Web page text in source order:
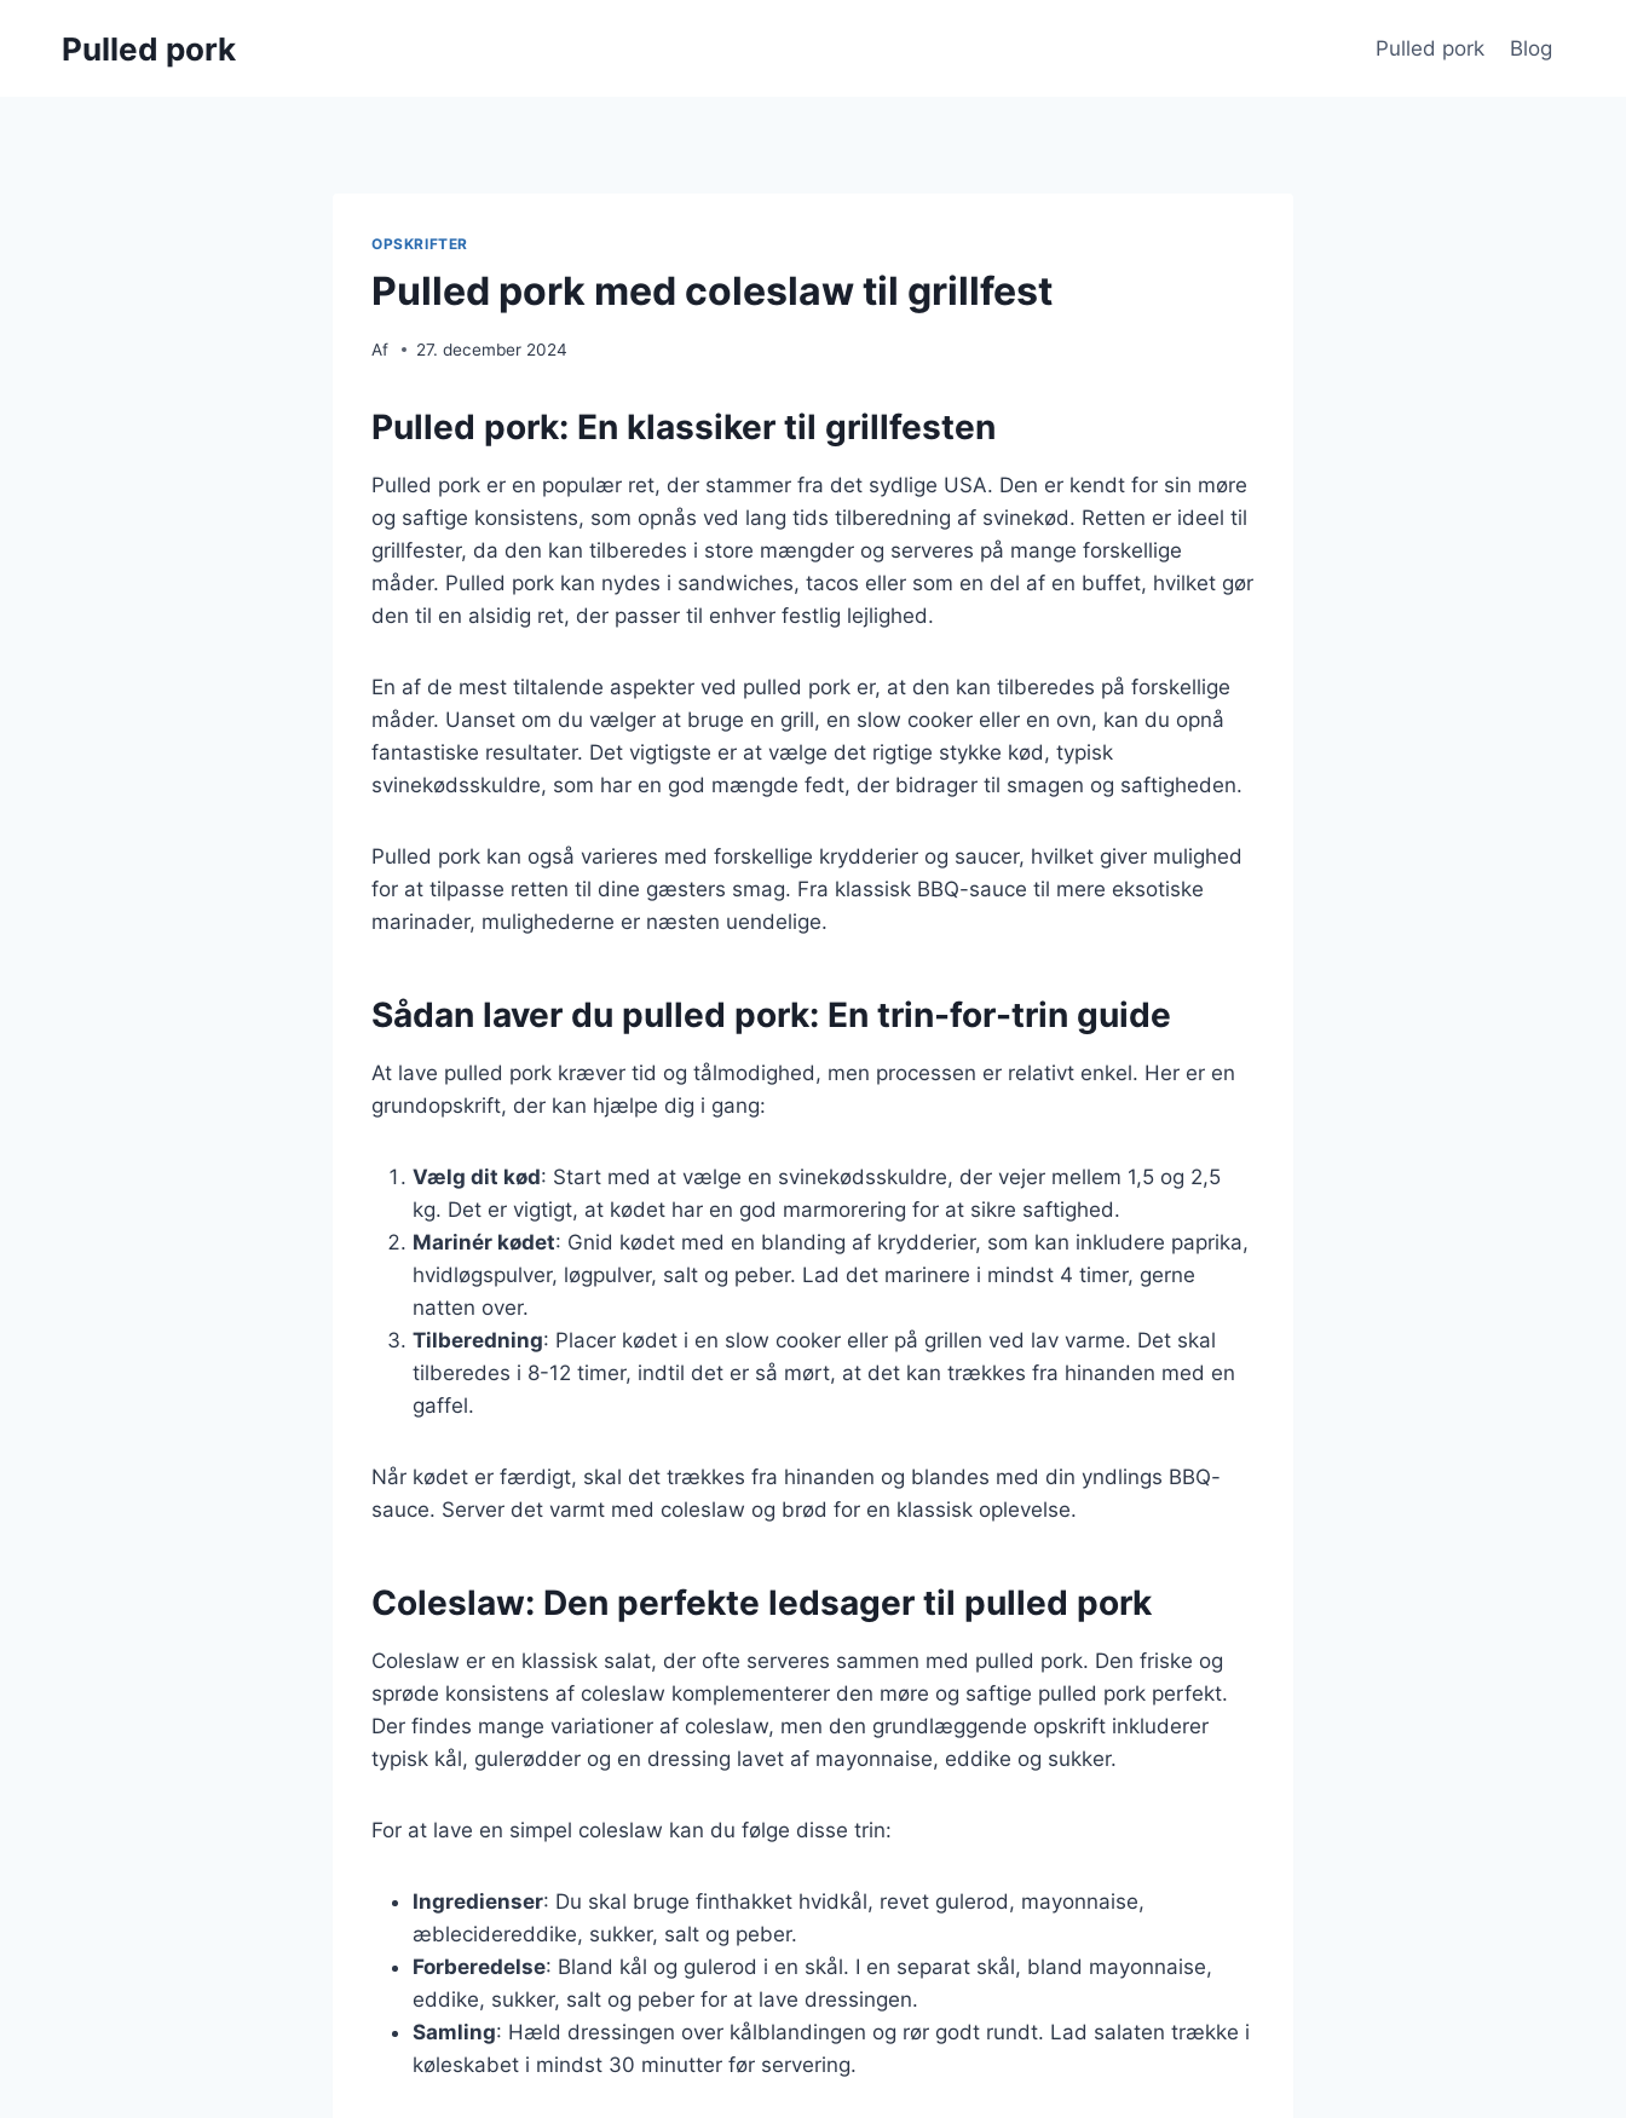
Pulled pork Pulled pork Blog
OPSKRIFTER
Pulled pork med coleslaw til grillfest
Af 27. december 2024
Pulled pork: En klassiker til grillfesten
Pulled pork er en populær ret, der stammer fra det sydlige USA. Den er kendt for sin møre
og saftige konsistens, som opnås ved lang tids tilberedning af svinekød. Retten er ideel til
grillfester, da den kan tilberedes i store mængder og serveres på mange forskellige
måder. Pulled pork kan nydes i sandwiches, tacos eller som en del af en buffet, hvilket gør
den til en alsidig ret, der passer til enhver festlig lejlighed.
En af de mest tiltalende aspekter ved pulled pork er, at den kan tilberedes på forskellige
måder. Uanset om du vælger at bruge en grill, en slow cooker eller en ovn, kan du opnå
fantastiske resultater. Det vigtigste er at vælge det rigtige stykke kød, typisk
svinekødsskuldre, som har en god mængde fedt, der bidrager til smagen og saftigheden.
Pulled pork kan også varieres med forskellige krydderier og saucer, hvilket giver mulighed
for at tilpasse retten til dine gæsters smag. Fra klassisk BBQ-sauce til mere eksotiske
marinader, mulighederne er næsten uendelige.
Sådan laver du pulled pork: En trin-for-trin guide
At lave pulled pork kræver tid og tålmodighed, men processen er relativt enkel. Her er en
grundopskrift, der kan hjælpe dig i gang:
Vælg dit kød: Start med at vælge en svinekødsskuldre, der vejer mellem 1,5 og 2,5
kg. Det er vigtigt, at kødet har en god marmorering for at sikre saftighed.
Marinér kødet: Gnid kødet med en blanding af krydderier, som kan inkludere paprika,
hvidløgspulver, løgpulver, salt og peber. Lad det marinere i mindst 4 timer, gerne
natten over.
Tilberedning: Placer kødet i en slow cooker eller på grillen ved lav varme. Det skal
tilberedes i 8-12 timer, indtil det er så mørt, at det kan trækkes fra hinanden med en
gaffel.
Når kødet er færdigt, skal det trækkes fra hinanden og blandes med din yndlings BBQ-
sauce. Server det varmt med coleslaw og brød for en klassisk oplevelse.
Coleslaw: Den perfekte ledsager til pulled pork
Coleslaw er en klassisk salat, der ofte serveres sammen med pulled pork. Den friske og
sprøde konsistens af coleslaw komplementerer den møre og saftige pulled pork perfekt.
Der findes mange variationer af coleslaw, men den grundlæggende opskrift inkluderer
typisk kål, gulerødder og en dressing lavet af mayonnaise, eddike og sukker.
For at lave en simpel coleslaw kan du følge disse trin:
Ingredienser: Du skal bruge finthakket hvidkål, revet gulerod, mayonnaise,
æblecidereddike, sukker, salt og peber.
Forberedelse: Bland kål og gulerod i en skål. I en separat skål, bland mayonnaise,
eddike, sukker, salt og peber for at lave dressingen.
Samling: Hæld dressingen over kålblandingen og rør godt rundt. Lad salaten trække i
køleskabet i mindst 30 minutter før servering.